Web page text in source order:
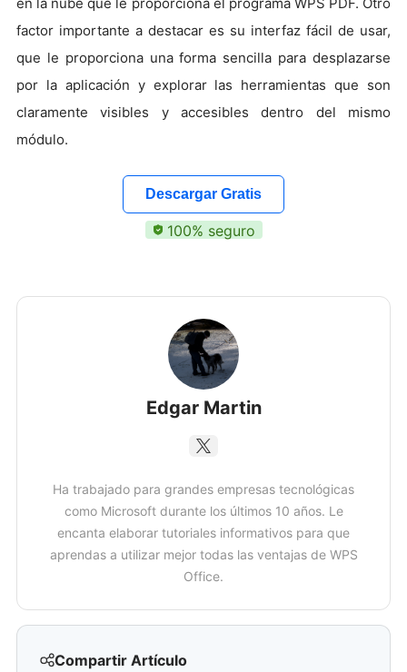
Compartir Artículo
factor importante a destacar es su interfaz fácil de usar,
que le proporciona una forma sencilla para desplazarse
por la aplicación y explorar las herramientas que son
claramente visibles y accesibles dentro del mismo
módulo.
Descargar Gratis
100% seguro
Edgar Martin
Ha trabajado para grandes empresas tecnológicas
como Microsoft durante los últimos 10 años. Le
encanta elaborar tutoriales informativos para que
aprendas a utilizar mejor todas las ventajas de WPS
Office.